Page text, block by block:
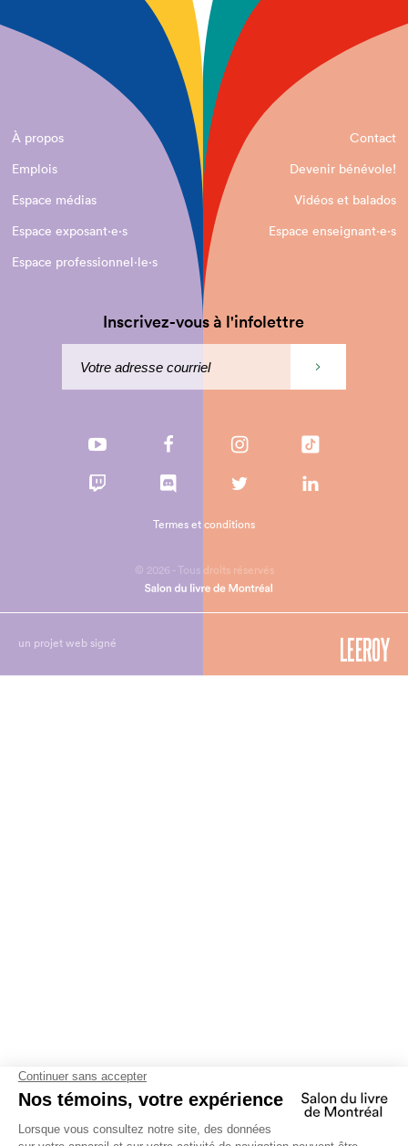
À propos
Contact
Emplois
Devenir bénévole!
Espace médias
Vidéos et balados
Espace exposant·e⋅s
Espace enseignant·e⋅s
Espace professionnel·le⋅s
Inscrivez-vous à l'infolettre
© 2026 - Tous droits réservés
Termes et conditions
un projet web signé